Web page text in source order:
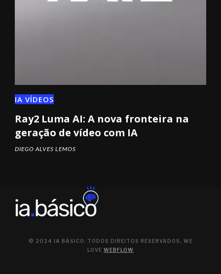
IA VÍDEOS
Ray2 Luma AI: A nova fronteira na
geração de vídeo com IA
DIEGO ALVES LEMOS
© 2024 IA BÁSICO. TODOS DIREITOS RESERVADOS. WE
LOVE WEBFLOW